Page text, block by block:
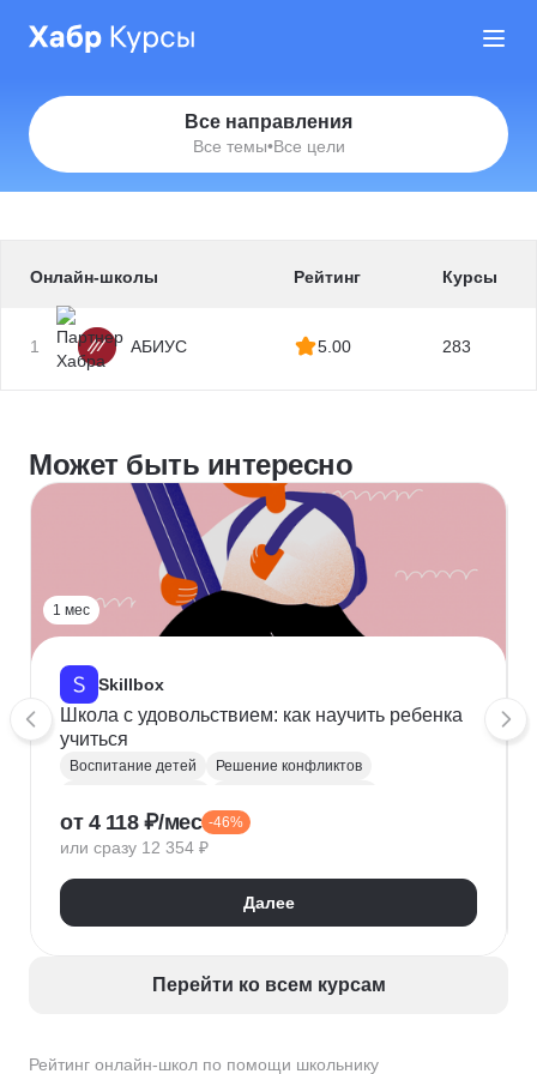
Все направления
Все темы•Все цели
Рейтинг онлайн-школ по помощи школьнику
Онлайн-школы Рейтинг Курсы
1 АБИУС 5.00 283
Может быть интересно
1 мес
Skillbox
Школа с удовольствием: как научить ребенка
учиться
Воспитание детей
Решение конфликтов
от 4 118 ₽/мес -46%
или сразу 12 354 ₽
Далее
Перейти ко всем курсам